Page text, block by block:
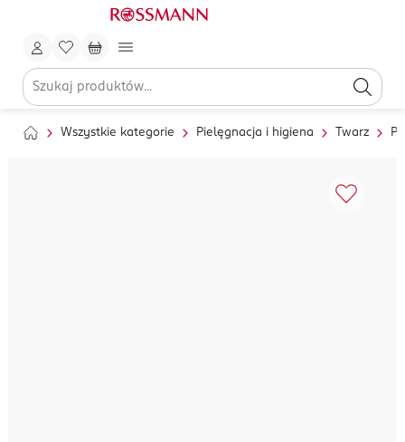
Wszystkie kategorie Pielęgnacja i higiena Twarz